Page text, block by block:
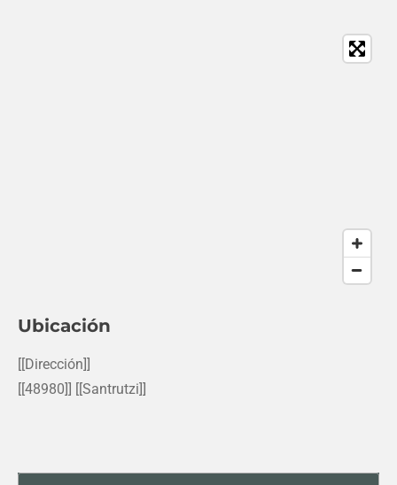
Ubicación
[[Dirección]]
[[48980]] [[Santrutzi]]